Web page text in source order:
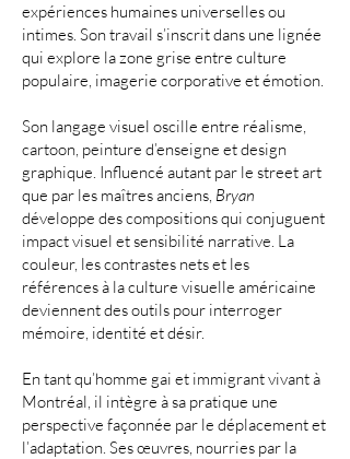
expériences humaines universelles ou
intimes. Son travail s’inscrit dans une lignée
qui explore la zone grise entre culture
populaire, imagerie corporative et émotion.
Son langage visuel oscille entre réalisme,
cartoon, peinture d’enseigne et design
graphique. Influencé autant par le street art
que par les maîtres anciens, Bryan
développe des compositions qui conjuguent
impact visuel et sensibilité narrative. La
couleur, les contrastes nets et les
références à la culture visuelle américaine
deviennent des outils pour interroger
mémoire, identité et désir.
En tant qu’homme gai et immigrant vivant à
Montréal, il intègre à sa pratique une
perspective façonnée par le déplacement et
l’adaptation. Ses œuvres, nourries par la